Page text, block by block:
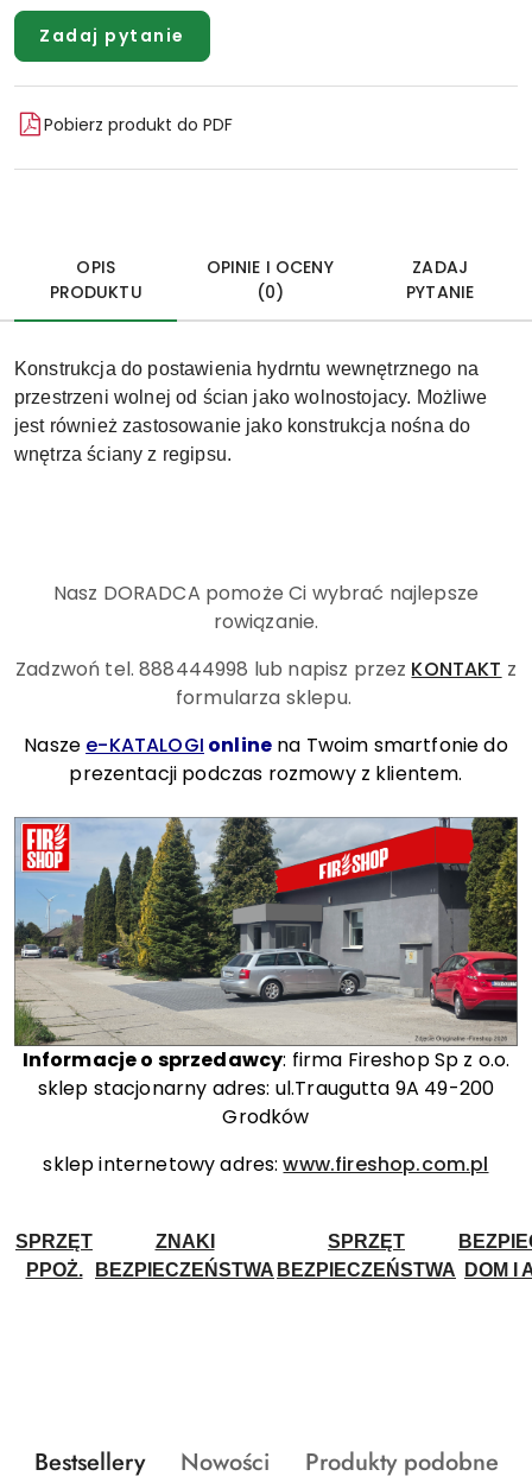
Zadaj pytanie
Pobierz produkt do PDF
OPIS
PRODUKTU
OPINIE I OCENY
(0)
ZADAJ
PYTANIE
Konstrukcja do postawienia hydrntu wewnętrznego na
przestrzeni wolnej od ścian jako wolnostojacy. Możliwe
jest również zastosowanie jako konstrukcja nośna do
wnętrza ściany z regipsu.
Nasz DORADCA pomoże Ci wybrać najlepsze
rowiązanie.
Zadzwoń tel. 888444998 lub napisz przez KONTAKT z
formularza sklepu.
Nasze e-KATALOGI online na Twoim smartfonie do
prezentacji podczas rozmowy z klientem.
Informacje o sprzedawcy: firma Fireshop Sp z o.o.
sklep stacjonarny adres: ul.Traugutta 9A 49-200
Grodków
sklep internetowy adres:www.fireshop.com.pl
SPRZĘT
PPOŻ.
ZNAKI
BEZPIECZEŃSTWA
SPRZĘT
BEZPIECZEŃSTWA
DOM I
Produkty
Bestsellery
Produkty
Nowości
Produkty
Produkty podobne